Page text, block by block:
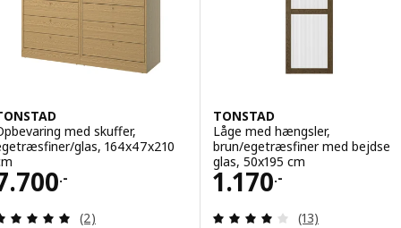
med skuffer,
glas, 164x47x210
.-
7700.-
Anmeld: 5 ud af 5 Stjerner. Anmeldelser i alt:
(2)
TONSTAD
Låge med hængsler,
brun/egetræsfiner med bejdse
glas, 50x195 cm
1.170.-
Pris 1170.-
Anmeld: 4 ud
(13)